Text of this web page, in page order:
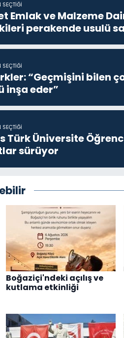
SEÇTIĞI
Emlak ve Malzeme
perakende usulü
SEÇTIĞI
“Geçmişini bilen
inşa eder”
SEÇTIĞI
Türk Üniversite
sürüyor
Boğaziçi'ndeki açılış ve
kutlama etkinliği